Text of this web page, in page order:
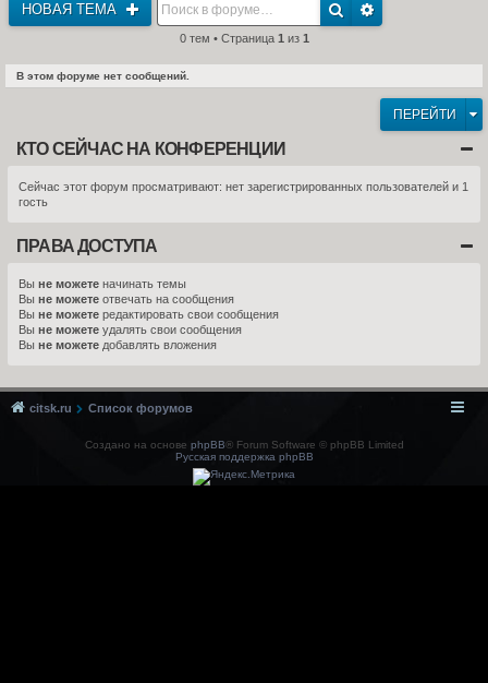
НОВАЯ ТЕМА
0 тем • Страница 1 из 1
В этом форуме нет сообщений.
ПЕРЕЙТИ
КТО СЕЙЧАС НА КОНФЕРЕНЦИИ
Сейчас этот форум просматривают: нет зарегистрированных пользователей и 1
гость
ПРАВА ДОСТУПА
Вы не можете начинать темы
Вы не можете отвечать на сообщения
Вы не можете редактировать свои сообщения
Вы не можете удалять свои сообщения
Вы не можете добавлять вложения
citsk.ru Список форумов
Создано на основе phpBB® Forum Software © phpBB Limited
Русская поддержка phpBB